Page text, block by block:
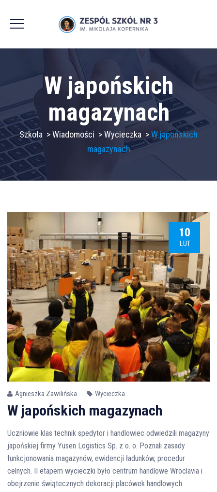
W japońskich
magazynach
Szkoła >Wiadomości >Wycieczka >W japońskich
magazynach
10
LUT
Agnieszka Zawilińska Wycieczka
W japońskich magazynach
Uczniowie klas technik spedytor i handlowiec odwiedzili magazyny
japońskiej firmy Yusen Logistics Sp. z o. o. Poznali zasady
funkcjonowania magazynów, ewidencji ładunków, procedur
celnych. II etapem wycieczki było centrum handlowe Wroclavia i
obejrzenie świątecznych dekoracji placówek handlowych.